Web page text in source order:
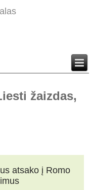
žaizdas,
atsako į Romo